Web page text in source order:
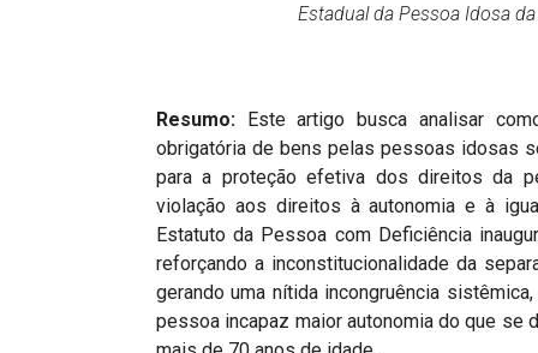
IBDFAM Educacional
Estadual da Pessoa Idosa
Resumo: Este artigo busca analisar
obrigatória de bens pelas pessoas idosas
para a proteção efetiva dos direitos da
violação aos direitos à autonomia e à
Estatuto da Pessoa com Deficiência
reforçando a inconstitucionalidade da
gerando uma nítida incongruência
pessoa incapaz maior autonomia do que